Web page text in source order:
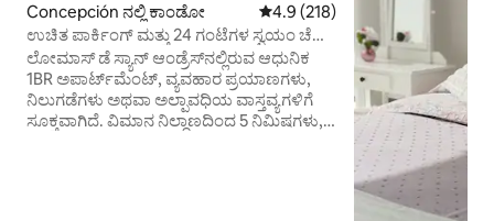
Concepción ನಲ್ಲಿ ಕಾಂಡೋ 5 ರಲ್ಲಿ 4.9 ಸರಾಸರಿ ರೇಟಿಂಗ್, 218
4.9 (218)
ಉಚಿತ ಪಾರ್ಕಿಂಗ್ ಮತ್ತು 24 ಗಂಟೆಗಳ ಸ್ವಯಂ ಚೆಕ್-
ಇನ್ | L. ಸ್ಯಾನ್ ಆಂಡ್ರೆಸ್
ಲೋಮಾಸ್ ಡೆ ಸ್ಯಾನ್ ಆಂಡ್ರೆಸ್‌ನಲ್ಲಿರುವ ಆಧುನಿಕ
1BR ಅಪಾರ್ಟ್‌ಮೆಂಟ್, ವ್ಯವಹಾರ ಪ್ರಯಾಣಗಳು,
ನಿಲುಗಡೆಗಳು ಅಥವಾ ಅಲ್ಪಾವಧಿಯ ವಾಸ್ತವ್ಯಗಳಿಗೆ
ಸೂಕ್ತವಾಗಿದೆ. ವಿಮಾನ ನಿಲ್ದಾಣದಿಂದ 5 ನಿಮಿಷಗಳು,